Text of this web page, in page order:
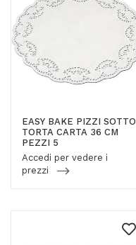
EASY BAKE PIZZI SOTTO
TORTA CARTA 36 CM
PEZZI 5
Accedi per vedere i
prezzi